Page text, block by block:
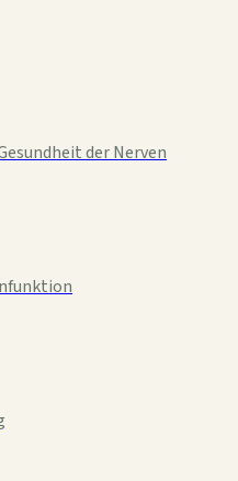
der Nerven